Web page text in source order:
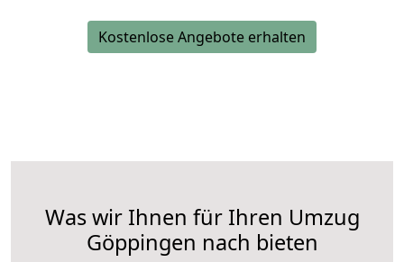
Kostenlose Angebote erhalten
Was wir Ihnen für Ihren Umzug
Göppingen nach bieten